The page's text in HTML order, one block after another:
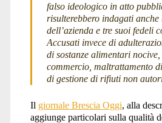
falso ideologico in atto
risulterebbero indagati
dell’azienda e tre suoi fedeli
Accusati invece di
di sostanze alimentari
commercio, maltrattamento
di gestione di rifiuti non
Il giornale Brescia Oggi, alla
aggiunge particolari sulla qualità